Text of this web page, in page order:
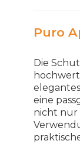
Puro
Die
eine
nicht nur